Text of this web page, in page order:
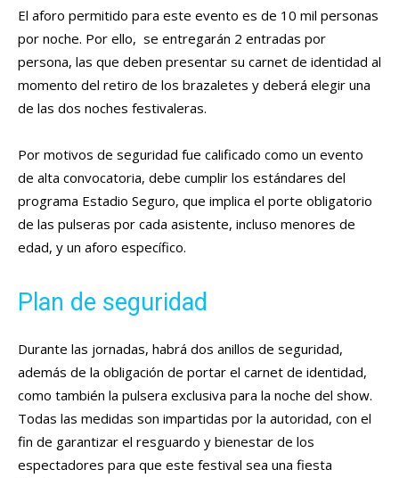
El aforo permitido para este evento es de 10 mil personas
por noche. Por ello, se entregarán 2 entradas por
persona, las que deben presentar su carnet de identidad al
momento del retiro de los brazaletes y deberá elegir una
de las dos noches festivaleras.
Por motivos de seguridad fue calificado como un evento
de alta convocatoria, debe cumplir los estándares del
programa Estadio Seguro, que implica el porte obligatorio
de las pulseras por cada asistente, incluso menores de
edad, y un aforo específico.
Plan de seguridad
Durante las jornadas, habrá dos anillos de seguridad,
además de la obligación de portar el carnet de identidad,
como también la pulsera exclusiva para la noche del show.
Todas las medidas son impartidas por la autoridad, con el
fin de garantizar el resguardo y bienestar de los
espectadores para que este festival sea una fiesta